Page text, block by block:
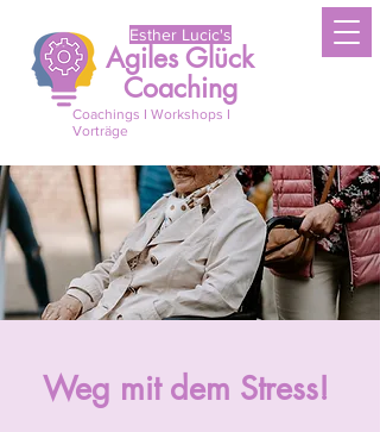
Agiles Glück
Coaching
Coachings I Workshops I
Vorträge
Esther Lucic's
Weg mit dem Stress!